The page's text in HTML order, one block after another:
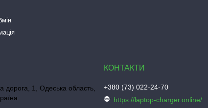
дорога, 1, Одеська область,
+380 (73) 022-24-70
https://laptop-charger.online/